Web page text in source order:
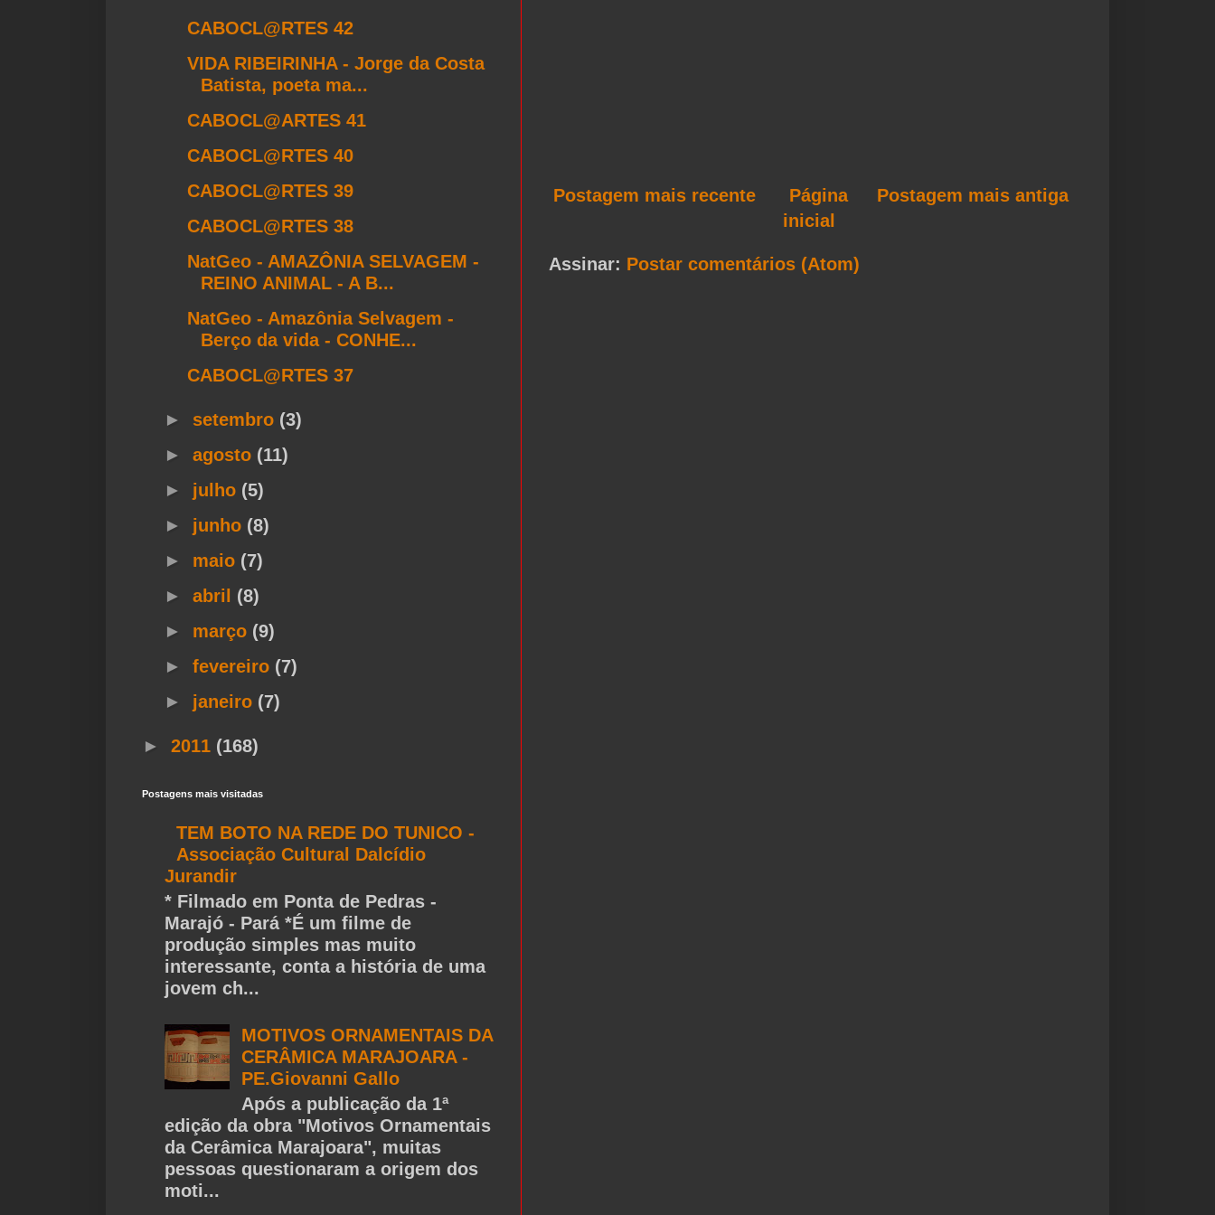
Postagem mais recente Postagem mais antiga
Página
inicial
Assinar: Postar comentários (Atom)
CABOCL@RTES 42
VIDA RIBEIRINHA - Jorge da Costa
Batista, poeta ma...
CABOCL@ARTES 41
CABOCL@RTES 40
CABOCL@RTES 39
CABOCL@RTES 38
NatGeo - AMAZÔNIA SELVAGEM -
REINO ANIMAL - A B...
NatGeo - Amazônia Selvagem -
Berço da vida - CONHE...
CABOCL@RTES 37
► setembro (3)
► agosto (11)
► julho (5)
► junho (8)
► maio (7)
► abril (8)
► março (9)
► fevereiro (7)
► janeiro (7)
► 2011 (168)
Postagens mais visitadas
TEM BOTO NA REDE DO TUNICO -
Associação Cultural Dalcídio
Jurandir
* Filmado em Ponta de Pedras -
Marajó - Pará *É um filme de
produção simples mas muito
interessante, conta a história de uma
jovem ch...
MOTIVOS ORNAMENTAIS DA
CERÂMICA MARAJOARA -
PE.Giovanni Gallo
Após a publicação da 1ª
edição da obra "Motivos Ornamentais
da Cerâmica Marajoara", muitas
pessoas questionaram a origem dos
moti...